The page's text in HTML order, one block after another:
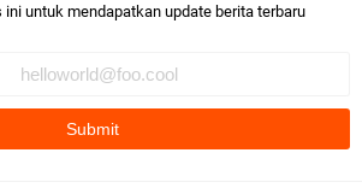
pembuat artikel Alloh berikan pemahaman yg
untuk mendapatkan update berita terbaru